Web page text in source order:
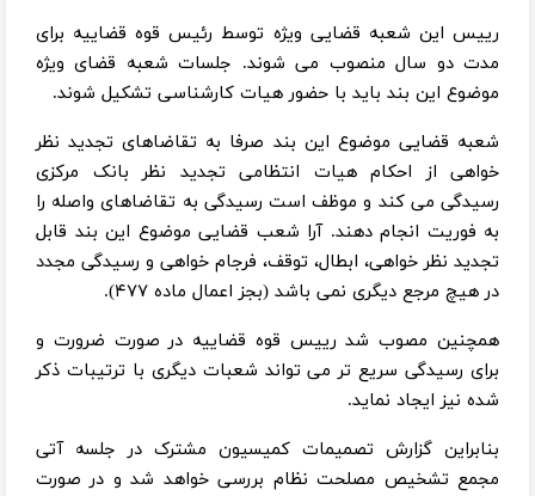
رییس این شعبه قضایی ویژه توسط رئیس قوه قضاییه برای
مدت دو سال منصوب می شوند. جلسات شعبه قضای ویژه
موضوع این بند باید با حضور هیات کارشناسی تشکیل شوند.
شعبه قضایی موضوع این بند صرفا به تقاضاهای تجدید نظر
خواهی از احکام هیات انتظامی تجدید نظر بانک مرکزی
رسیدگی می کند و موظف است رسیدگی به تقاضاهای واصله را
به فوریت انجام دهند. آرا شعب قضایی موضوع این بند قابل
تجدید نظر خواهی، ابطال، توقف، فرجام خواهی و رسیدگی مجدد
در هیچ مرجع دیگری نمی باشد (بجز اعمال ماده ۴۷۷).
همچنین مصوب شد رییس قوه قضاییه در صورت ضرورت و
برای رسیدگی سریع تر می تواند شعبات دیگری با ترتیبات ذکر
شده نیز ایجاد نماید.
بنابراین گزارش تصمیمات کمیسیون مشترک در جلسه آتی
مجمع تشخیص مصلحت نظام بررسی خواهد شد و در صورت